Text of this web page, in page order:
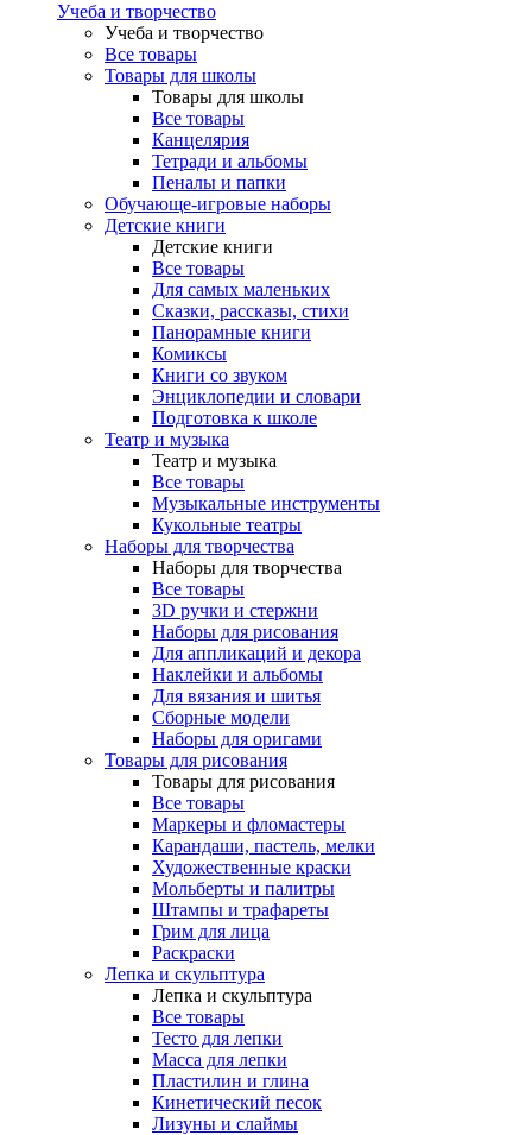
Учеба и творчество
Учеба и творчество
Все товары
Товары для школы
Товары для школы
Все товары
Канцелярия
Тетради и альбомы
Пеналы и папки
Обучающе-игровые наборы
Детские книги
Детские книги
Все товары
Для самых маленьких
Сказки, рассказы, стихи
Панорамные книги
Комиксы
Книги со звуком
Энциклопедии и словари
Подготовка к школе
Театр и музыка
Театр и музыка
Все товары
Музыкальные инструменты
Кукольные театры
Наборы для творчества
Наборы для творчества
Все товары
3D ручки и стержни
Наборы для рисования
Для аппликаций и декора
Наклейки и альбомы
Для вязания и шитья
Сборные модели
Наборы для оригами
Товары для рисования
Товары для рисования
Все товары
Маркеры и фломастеры
Карандаши, пастель, мелки
Художественные краски
Мольберты и палитры
Штампы и трафареты
Грим для лица
Раскраски
Лепка и скульптура
Лепка и скульптура
Все товары
Тесто для лепки
Масса для лепки
Пластилин и глина
Кинетический песок
Лизуны и слаймы